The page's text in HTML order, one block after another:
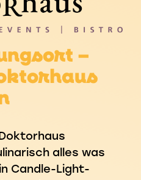
–
alles was
Candle-Light-